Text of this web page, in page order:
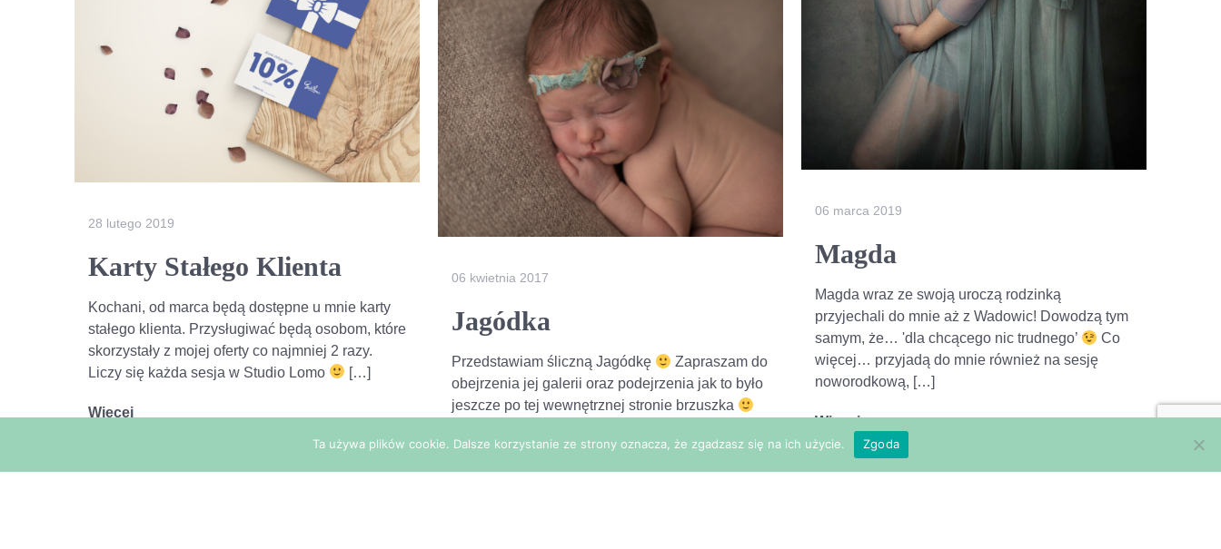
06 marca 2019
Magda
Magda wraz ze swoją uroczą rodzinką
przyjechali do mnie aż z Wadowic! Dowodzą tym
samym, że… 'dla chcącego nic trudnego’
Co
więcej… przyjadą do mnie również na sesję
noworodkową, […]
Więcej
28 lutego 2019
Karty Stałego Klienta
Kochani, od marca będą dostępne u mnie karty
stałego klienta. Przysługiwać będą osobom, które
skorzystały z mojej oferty co najmniej 2 razy.
Liczy się każda sesja w Studio Lomo
[…]
Więcej
06 kwietnia 2017
Jagódka
Przedstawiam śliczną Jagódkę
Zapraszam do
obejrzenia jej galerii oraz podejrzenia jak to było
jeszcze po tej wewnętrznej stronie brzuszka
studio w Żorach może odbyć […]
Ta używa plików cookie. Dalsze korzystanie ze strony oznacza, że zgadzasz się na ich użycie. Zgoda